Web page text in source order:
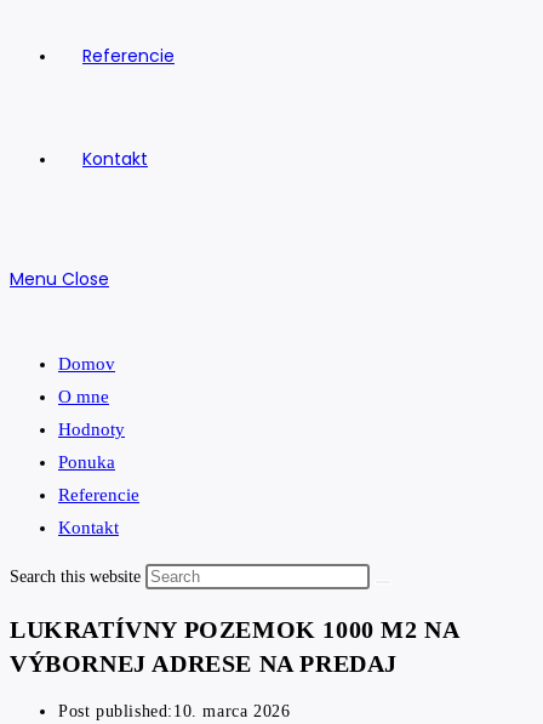
Referencie
Kontakt
Menu Close
Domov
O mne
Hodnoty
Ponuka
Referencie
Kontakt
Search this website
LUKRATÍVNY POZEMOK 1000 M2 NA
VÝBORNEJ ADRESE NA PREDAJ
Post published: 10. marca 2026